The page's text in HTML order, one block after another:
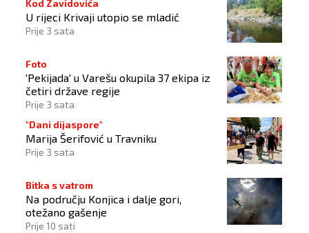
Kod Zavidovića
U rijeci Krivaji utopio se mladić
Prije 3 sata
Foto
'Pekijada' u Varešu okupila 37 ekipa iz
četiri države regije
Prije 3 sata
"Dani dijaspore"
Marija Šerifović u Travniku
Prije 3 sata
Bitka s vatrom
Na području Konjica i dalje gori,
otežano gašenje
Prije 10 sati